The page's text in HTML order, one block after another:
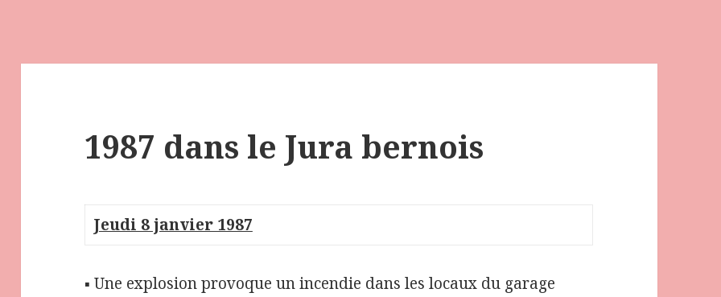
1987 dans le Jura bernois
Jeudi 8 janvier 1987
▪ Une explosion provoque un incendie dans les locaux du garage